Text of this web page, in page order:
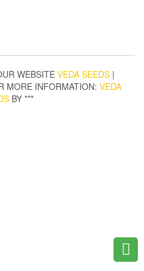
WEBSITE VEDA SEEDS |
MORE INFORMATION: VEDA
BY ***